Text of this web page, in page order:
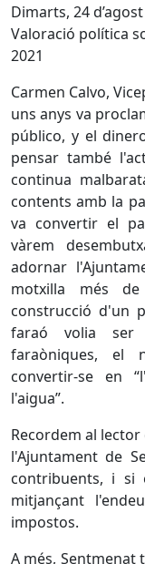
Dimarts, 24
Valoració política
2021
Carmen Calvo,
uns anys va
público, y el
pensar també
continua
contents amb la
va convertir el
vàrem
adornar
motxilla més
construcció d'un
faraó volia ser
faraòniques, el
convertir-se en
l'aigua”.
Recordem al
l'Ajuntament de
contribuents, i si
mitjançant
impostos.
A més,